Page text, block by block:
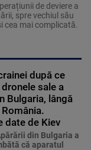
de deviere a
spre vechiul său
cea mai complicată.
după ce
sale a
Bulgaria, lângă
date de Kiev
din Bulgaria a
că aparatul